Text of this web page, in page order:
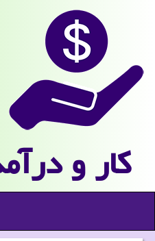
كار و